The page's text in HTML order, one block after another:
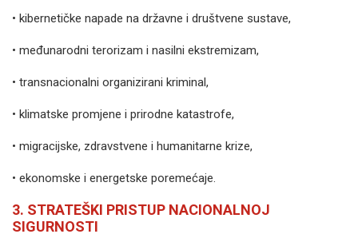
• kibernetičke napade na državne i društvene sustave,
• međunarodni terorizam i nasilni ekstremizam,
• transnacionalni organizirani kriminal,
• klimatske promjene i prirodne katastrofe,
• migracijske, zdravstvene i humanitarne krize,
• ekonomske i energetske poremećaje.
3. STRATEŠKI PRISTUP NACIONALNOJ
SIGURNOSTI